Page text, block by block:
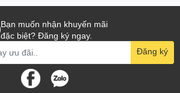
Bạn muốn nhận khuyến mãi
đặc biệt? Đăng ký ngay.
Đăng ký